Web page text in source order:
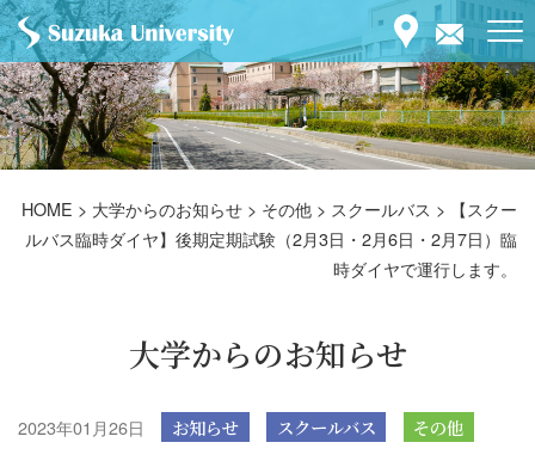
HOME > 大学からのお知らせ > その他 > スクールバス >
【スクー
ルバス臨時ダイヤ】後期定期試験（2月3日・2月6日・2月7日）臨
時ダイヤで運行します。
大学からのお知らせ
2023年01月26日 お知らせ スクールバス その他